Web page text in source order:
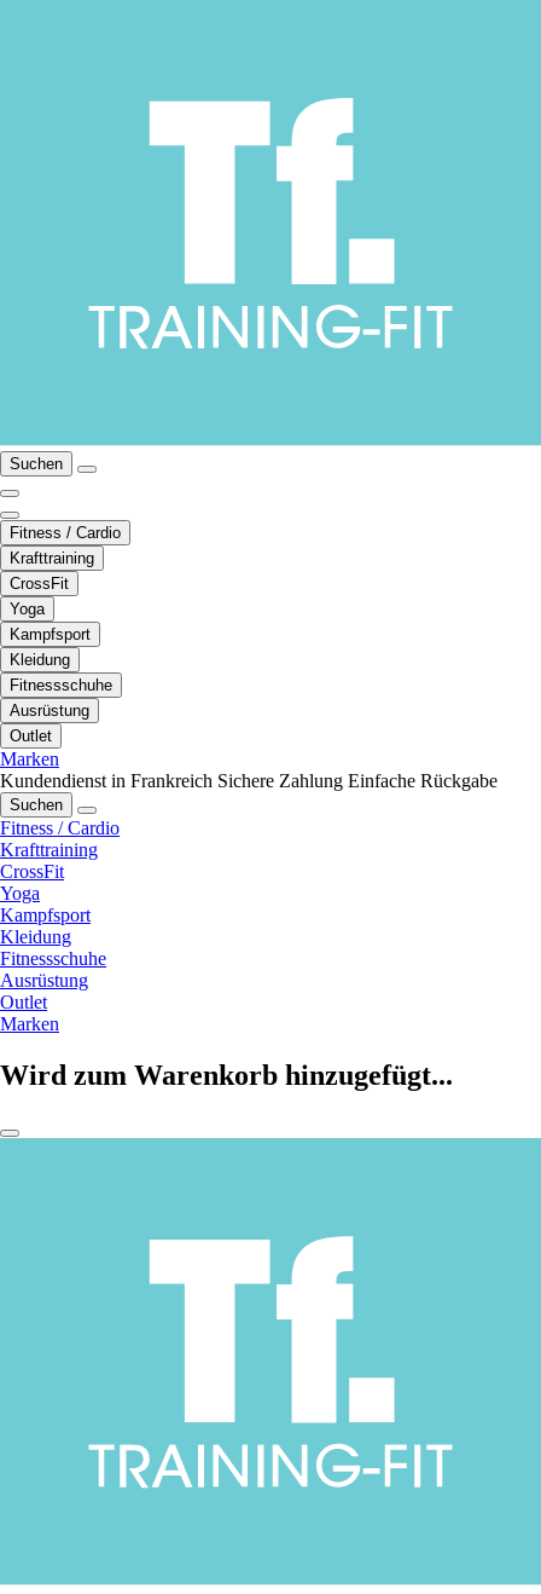
Suchen
Fitness / Cardio
Krafttraining
CrossFit
Yoga
Kampfsport
Kleidung
Fitnessschuhe
Ausrüstung
Outlet
Marken
Kundendienst in Frankreich Sichere Zahlung Einfache Rückgabe
Suchen
Fitness / Cardio
Krafttraining
CrossFit
Yoga
Kampfsport
Kleidung
Fitnessschuhe
Ausrüstung
Outlet
Marken
Wird zum Warenkorb hinzugefügt...